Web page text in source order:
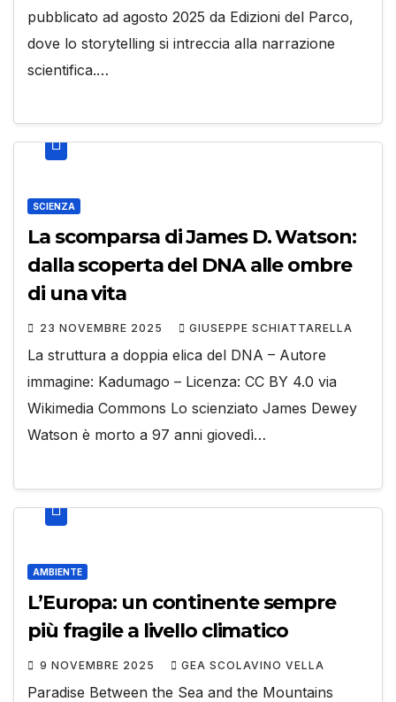
pubblicato ad agosto 2025 da Edizioni del Parco,
dove lo storytelling si intreccia alla narrazione
scientifica.…
SCIENZA
La scomparsa di James D. Watson:
dalla scoperta del DNA alle ombre
di una vita
23 NOVEMBRE 2025 GIUSEPPE SCHIATTARELLA
La struttura a doppia elica del DNA – Autore
immagine: Kadumago – Licenza: CC BY 4.0 via
Wikimedia Commons Lo scienziato James Dewey
Watson è morto a 97 anni giovedì…
AMBIENTE
L’Europa: un continente sempre
più fragile a livello climatico
9 NOVEMBRE 2025 GEA SCOLAVINO VELLA
Paradise Between the Sea and the Mountains